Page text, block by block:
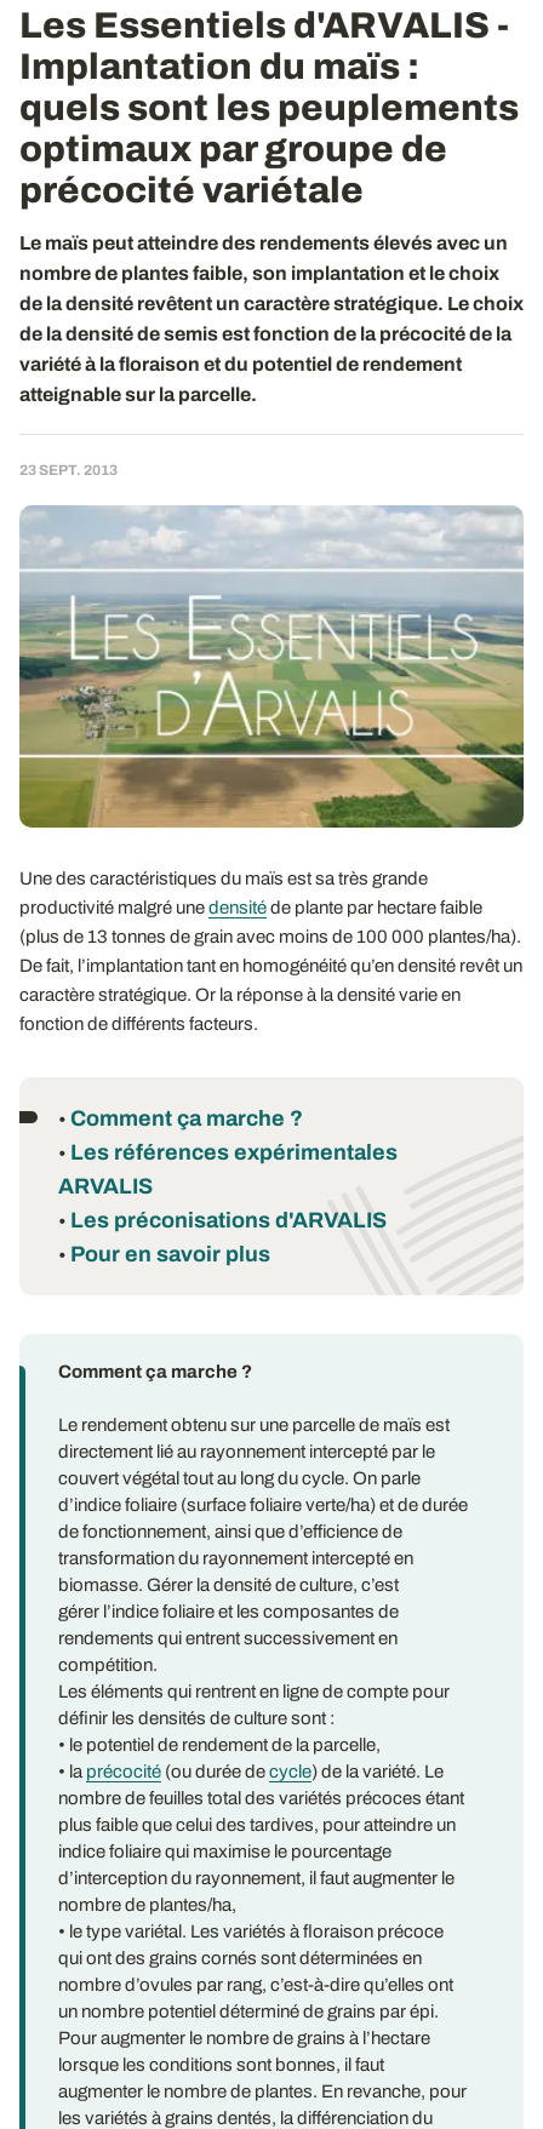
Les Essentiels d'ARVALIS -
Implantation du maïs :
quels sont les peuplements
optimaux par groupe de
précocité variétale
Le maïs peut atteindre des rendements élevés avec un
nombre de plantes faible, son implantation et le choix
de la densité revêtent un caractère stratégique. Le choix
de la densité de semis est fonction de la précocité de la
variété à la floraison et du potentiel de rendement
atteignable sur la parcelle.
23 SEPT. 2013
Une des caractéristiques du maïs est sa très grande
productivité malgré unedensitéde plante par hectare faible
(plus de 13 tonnes de grain avec moins de 100 000 plantes/ha).
De fait, l’implantation tant en homogénéité qu’en densité revêt un
caractère stratégique. Or la réponse à la densité varie en
fonction de différents facteurs.
• Comment ça marche ?
• Les références expérimentales
ARVALIS
• Les préconisations d'ARVALIS
• Pour en savoir plus
Comment ça marche ?
Le rendement obtenu sur une parcelle de maïs est
directement lié au rayonnement intercepté par le
couvert végétal tout au long du cycle. On parle
d’indice foliaire (surface foliaire verte/ha) et de durée
de fonctionnement, ainsi que d’efficience de
transformation du rayonnement intercepté en
biomasse. Gérer la densité de culture, c’est
gérer l’indice foliaire et les composantes de
rendements qui entrent successivement en
compétition.
Les éléments qui rentrent en ligne de compte pour
définir les densités de culture sont :
• le potentiel de rendement de la parcelle,
• la précocité (ou durée decycle) de la variété. Le
nombre de feuilles total des variétés précoces étant
plus faible que celui des tardives, pour atteindre un
indice foliaire qui maximise le pourcentage
d’interception du rayonnement, il faut augmenter le
nombre de plantes/ha,
• le type variétal. Les variétés à floraison précoce
qui ont des grains cornés sont déterminées en
nombre d’ovules par rang, c’est-à-dire qu’elles ont
un nombre potentiel déterminé de grains par épi.
Pour augmenter le nombre de grains à l’hectare
lorsque les conditions sont bonnes, il faut
augmenter le nombre de plantes. En revanche, pour
les variétés à grains dentés, la différenciation du